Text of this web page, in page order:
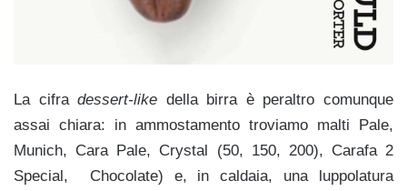
La cifradessert-like della birra è peraltro comunque
assai chiara: in ammostamento troviamo malti Pale,
Munich, Cara Pale, Crystal (50, 150, 200), Carafa 2
Special, Chocolate) e, in caldaia, una luppolatura